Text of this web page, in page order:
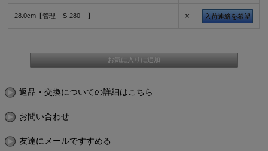
28.0cm【管理__S-280__】 × 入荷連絡を希望
返品・交換についての詳細はこちら
お問い合わせ
友達にメールですすめる